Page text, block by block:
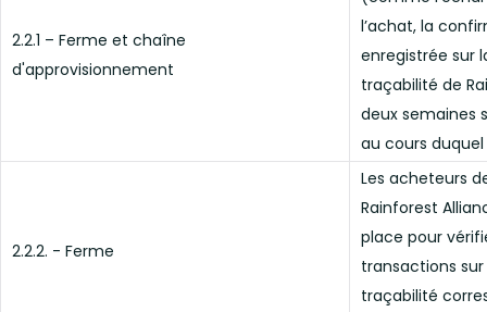
2.2.1 – Ferme et chaîne
d'approvisionnement
l’achat, la
enregistrée sur
traçabilité de
deux semaines
au cours duquel
2.2.2. - Ferme
Les acheteurs
Rainforest
place pour
transactions
traçabilité